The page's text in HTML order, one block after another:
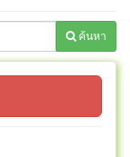
ค้นหา